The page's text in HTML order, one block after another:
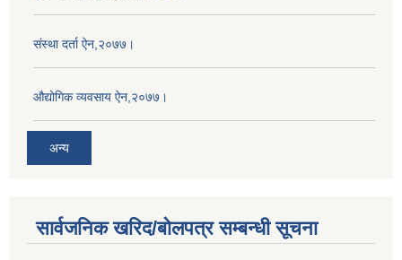
संस्था दर्ता ऐन,२०७७।
औद्योगिक व्यवसाय ऐन,२०७७।
अन्य
सार्वजनिक खरिद/बोलपत्र सम्बन्धी सूचना